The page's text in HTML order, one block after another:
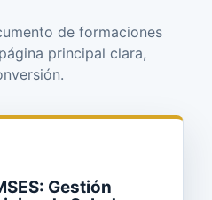
de formaciones
principal clara,
Gestión